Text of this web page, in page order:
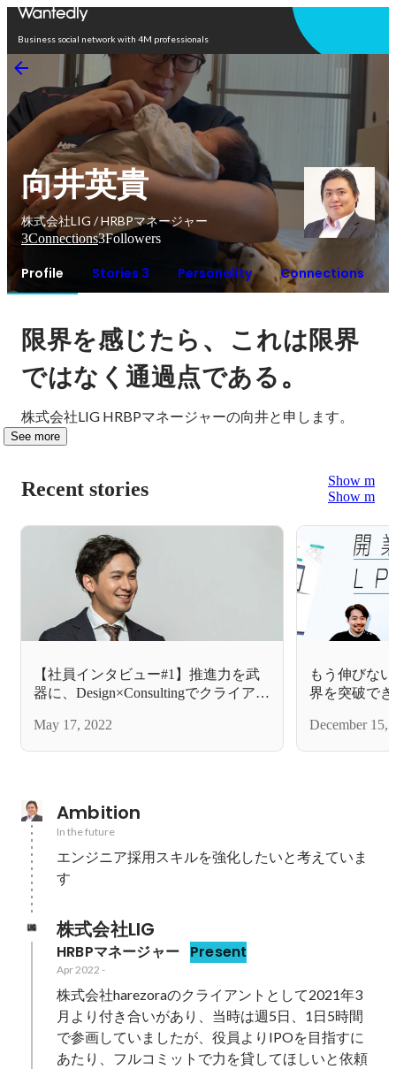
Business social network with 4M professionals
向井英貴
株式会社LIG / HRBPマネージャー
3Connections3Followers
Profile Stories 3 Personality Connections
限界を感じたら 、
これは限界
ではなく通過点である。
株式会社LIG HRBPマネージャーの向井と申します。
See more
Recent stories
Show more
Show more
【社員インタビュー#1】推進力を武
器に、Design×Consultingでクライアン
May 17, 2022
もう伸びな
界を突破で
December 15,
Ambition
In the future
エンジニア採用スキルを強化したいと考えていま
す
株式会社LIG
HRBPマネージャー Present
Apr 2022 -
株式会社harezoraのクライアントとして2021年3
月より付き合いがあり、当時は週5日、1日5時間
で参画していましたが、役員よりIPOを目指すに
あたり、フルコミットで力を貸してほしいと依頼